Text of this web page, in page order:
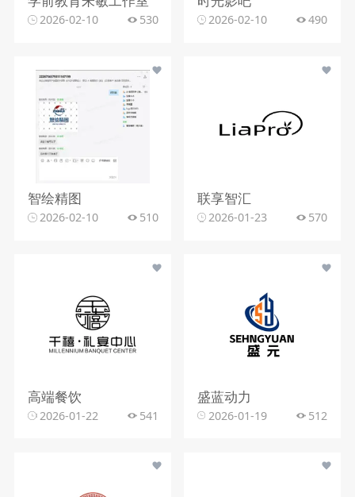
2026-02-10 530 2026-02-10 490
智绘精图
2026-02-10 510
联享智汇
2026-01-23 570
高端餐饮
2026-01-22 541
盛蓝动力
2026-01-19 512